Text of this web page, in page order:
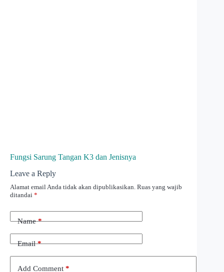
Fungsi Sarung Tangan K3 dan Jenisnya
Leave a Reply
Alamat email Anda tidak akan dipublikasikan. Ruas yang wajib
ditandai *
Name*
Email*
Add Comment *